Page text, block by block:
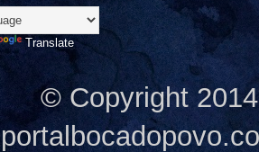
Translate
© Copyright